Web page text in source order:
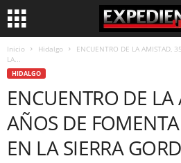
Inicio Hidalgo
ENCUENTRO DE LA AMISTAD,
LA...
HIDALGO
ENCUENTRO DE
AÑOS DE
EN LA SIERRA